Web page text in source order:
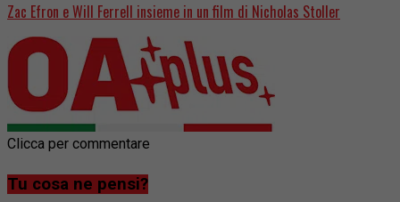
Zac Efron e Will Ferrell insieme in un film di Nicholas Stoller
Clicca per commentare
Tu cosa ne pensi?